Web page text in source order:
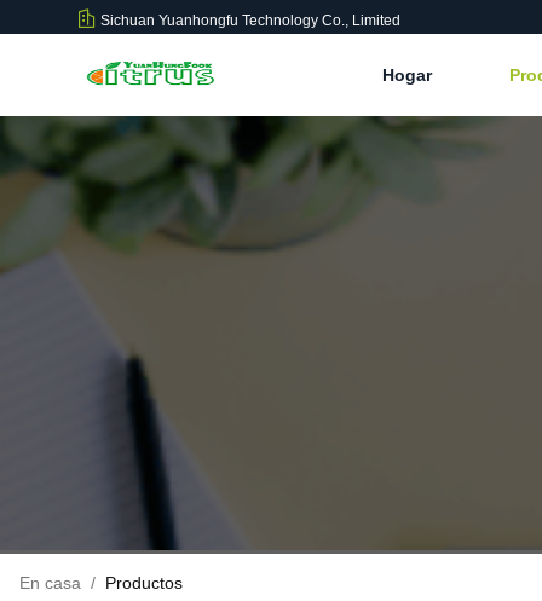
Sichuan Yuanhongfu Technology Co., Limited
Hogar
En casa / Productos